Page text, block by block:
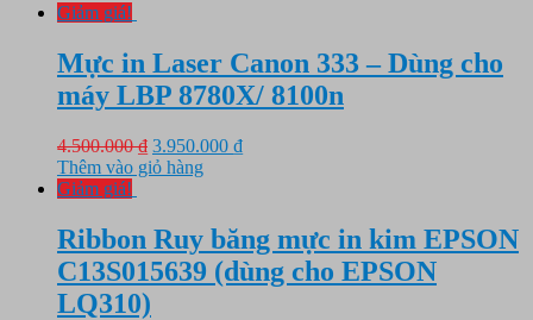
Giảm giá!
Mực in Laser Canon 333 – Dùng cho
máy LBP 8780X/ 8100n
4.500.000₫ Giá
gốc
3.950.000 ₫Giá
3.950.000 ₫.
Thêm vào giỏ hàng
Giảm giá!
Ribbon Ruy băng mực in kim EPSON
C13S015639 (dùng cho EPSON
LQ310)